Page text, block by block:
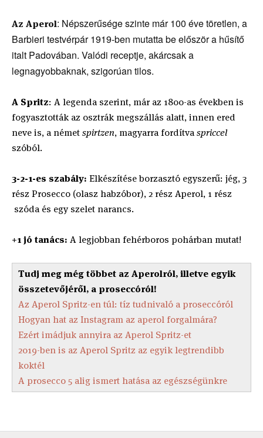
Az Aperol: Népszerűsége szinte már 100 éve töretlen, a
Barbieri testvérpár 1919-ben mutatta be először a hűsítő
italt Padovában. Valódi receptje, akárcsak a
legnagyobbaknak, szigorúan tilos.
A Spritz: A legenda szerint, már az 1800-as években is
fogyasztották az osztrák megszállás alatt, innen ered
neve is, a németspirtzen, magyarra fordítvaspriccel
szóból.
3-2-1-es szabály: Elkészítése borzasztó egyszerű: jég, 3
rész Prosecco (olasz habzóbor), 2 rész Aperol, 1 rész
szóda és egy szelet narancs.
+1 jó tanács: A legjobban fehérboros pohárban mutat!
Tudj meg még többet az Aperolról, illetve egyik
összetevőjéről, a proseccóról!
Az Aperol Spritz-en túl: tíz tudnivaló a proseccóról
Hogyan hat az Instagram az aperol forgalmára?
Ezért imádjuk annyira az Aperol Spritz-et
2019-ben is az Aperol Spritz az egyik legtrendibb
koktél
A prosecco 5 alig ismert hatása az egészségünkre